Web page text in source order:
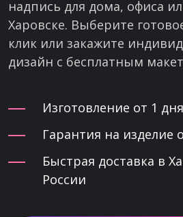
надпись для дома, офиса
Харовске. Выберите
клик или закажите
дизайн с бесплатным
Изготовление от 1 дня
Гарантия на изделие
Быстрая доставка в
России